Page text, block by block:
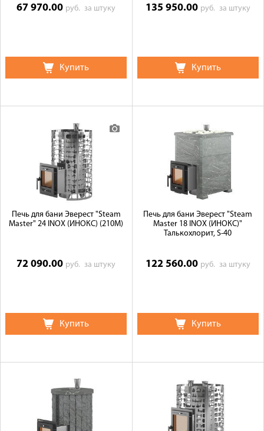
67 970.00 руб.за штуку
Купить
135 950.00 руб. за штуку
Купить
Печь для бани Эверест "Steam
Master" 24 INOX (ИНОКС) (210М)
72 090.00 руб.за штуку
Купить
Печь для бани Эверест "Steam
Master 18 INOX (ИНОКС)"
Талькохлорит, S-40
122 560.00 руб. за штуку
Купить